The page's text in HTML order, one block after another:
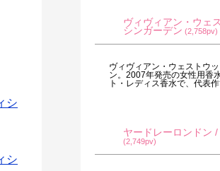
シ
シ
ヴィヴィアン・ウェ
シンガーデン (2,758pv)
ヴィヴィアン・ウェストウ
ン。2007年発売の女性用香
ト・レディス香水で、代表
ヤードレーロンドン
(2,749pv)